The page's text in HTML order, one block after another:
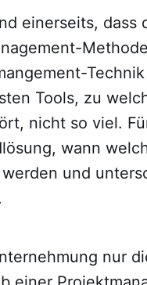
einerseits, dass
Tools, zu
nicht so viel.
wann
und
nur